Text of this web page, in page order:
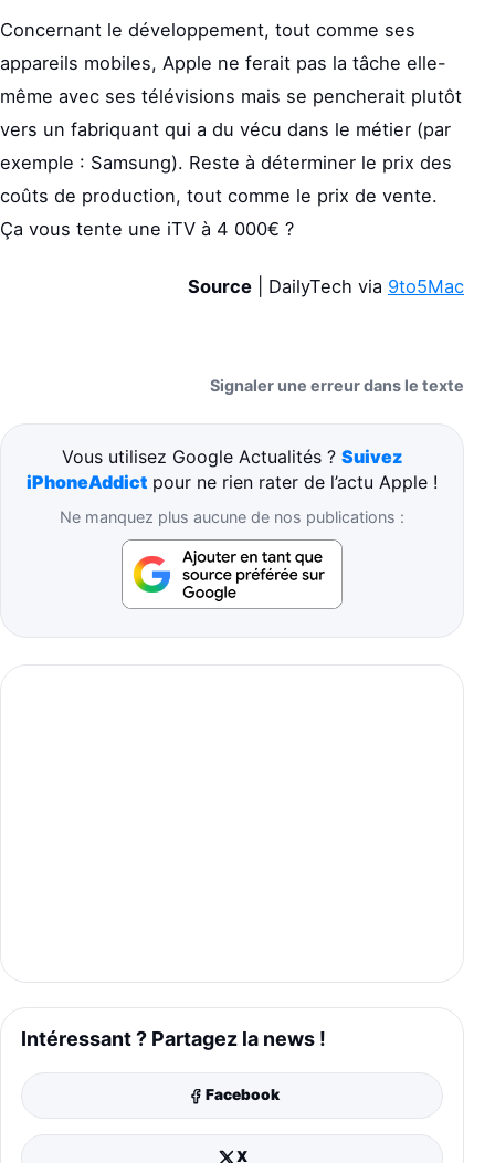
Concernant le développement, tout comme ses
appareils mobiles, Apple ne ferait pas la tâche elle-
même avec ses télévisions mais se pencherait plutôt
vers un fabriquant qui a du vécu dans le métier (par
exemple : Samsung). Reste à déterminer le prix des
coûts de production, tout comme le prix de vente.
Ça vous tente une iTV à 4 000€ ?
Source | DailyTech via 9to5Mac
Signaler une erreur dans le texte
Vous utilisez Google Actualités ? Suivez
iPhoneAddict pour ne rien rater de l’actu Apple !
Ne manquez plus aucune de nos publications :
Intéressant ? Partagez la news !
Facebook
X